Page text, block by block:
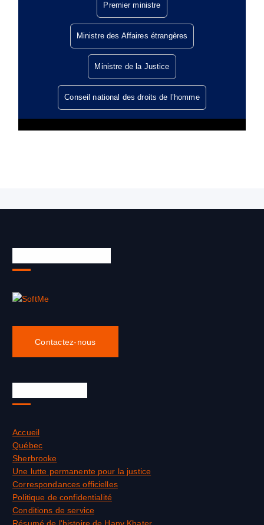
Premier ministre
Ministre des Affaires étrangères
Ministre de la Justice
Conseil national des droits de l’homme
Contactez-nous
Accueil
Québec
Sherbrooke
Une lutte permanente pour la justice
Correspondances officielles
Politique de confidentialité
Conditions de service